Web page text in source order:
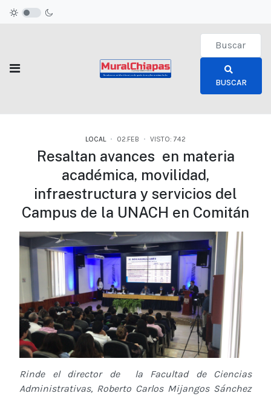
Type 2 or
BUSCAR
LOCAL 02.FEB VISTO: 742
Resaltan avances en materia
académica, movilidad,
infraestructura y servicios del
Campus de la UNACH en Comitán
Rinde el director de la Facultad de Ciencias
Administrativas, Roberto Carlos Mijangos Sánchez